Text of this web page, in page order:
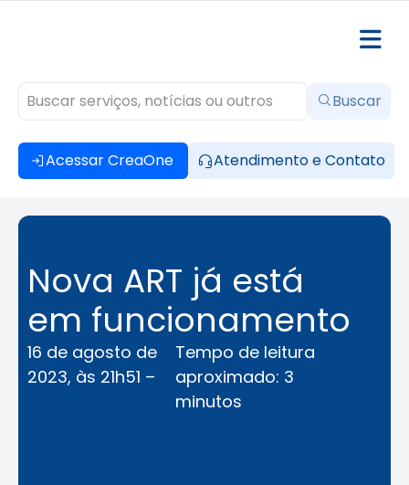
Acessar CreaOne Atendimento e Contato
Buscar
Nova ART já está
em funcionamento
16 de agosto de
2023, às 21h51 –
Tempo de leitura
aproximado: 3
minutos